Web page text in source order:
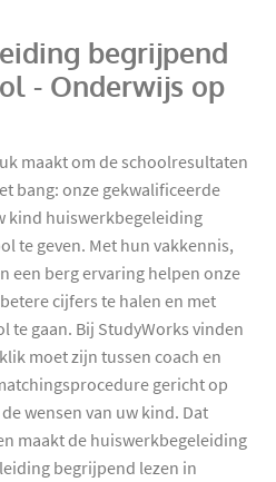
begrijpend
- Onderwijs op
maakt om de schoolresultaten
bang: onze gekwalificeerde
kind huiswerkbegeleiding
te geven. Met hun vakkennis,
een berg ervaring helpen onze
cijfers te halen en met
te gaan. Bij StudyWorks vinden
moet zijn tussen coach en
gericht op
wensen van uw kind. Dat
maakt de huiswerkbegeleiding
begrijpend lezen in